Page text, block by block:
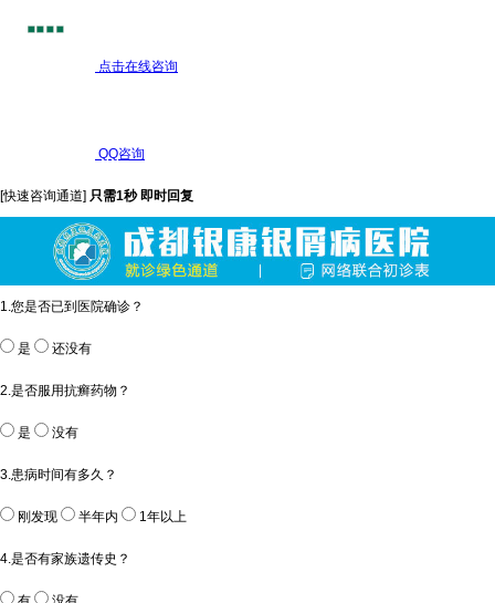
点击在线咨询
QQ咨询
[快速咨询通道] 只需1秒 即时回复
1.您是否已到医院确诊？
是 还没有
2.是否服用抗癣药物？
是 没有
3.患病时间有多久？
刚发现 半年内 1年以上
4.是否有家族遗传史？